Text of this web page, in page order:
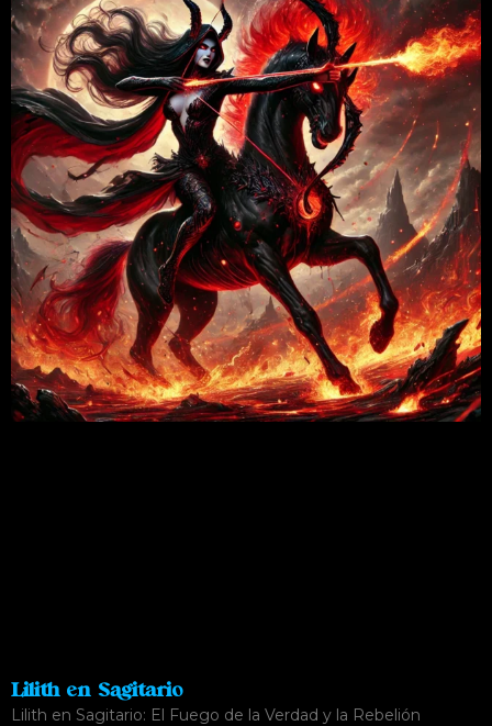
Lilith en Sagitario
Lilith en Sagitario: El Fuego de la Verdad y la Rebelión